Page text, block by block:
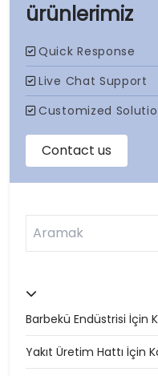
ürünlerimiz
Barbekü Endüstrisi İçin
Yakıt Üretim Hattı İçin